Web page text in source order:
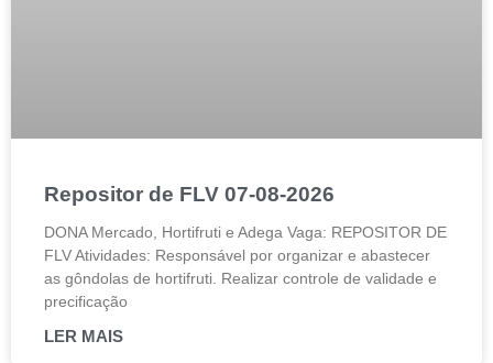
Repositor de FLV 07-08-2026
DONA Mercado, Hortifruti e Adega Vaga: REPOSITOR DE
FLV Atividades: Responsável por organizar e abastecer
as gôndolas de hortifruti. Realizar controle de validade e
precificação
LER MAIS